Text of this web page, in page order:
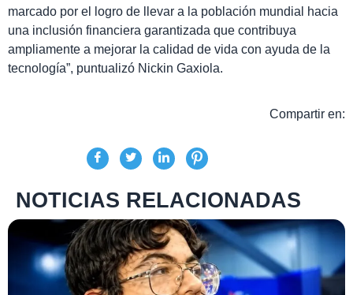
marcado por el logro de llevar a la población mundial hacia
una inclusión financiera garantizada que contribuya
ampliamente a mejorar la calidad de vida con ayuda de la
tecnología”, puntualizó Nickin Gaxiola.
Compartir en:
NOTICIAS RELACIONADAS